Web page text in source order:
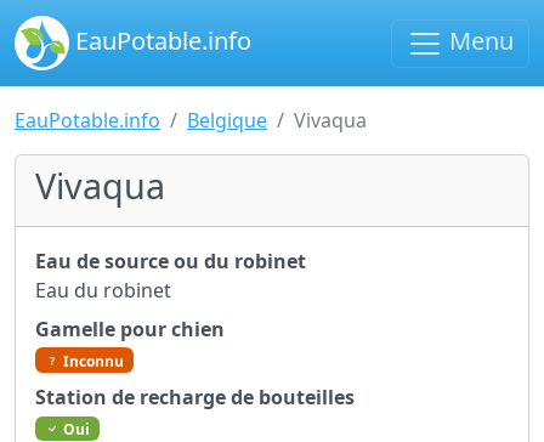
EauPotable.info Menu
EauPotable.info Belgique Vivaqua
Vivaqua
Eau de source ou du robinet
Eau du robinet
Gamelle pour chien
Inconnu
Station de recharge de bouteilles
Oui